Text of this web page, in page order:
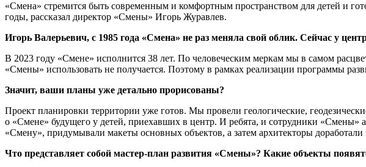
«Смена» стремится быть современным и комфортным пространством для детей и
годы, рассказал директор «Смены» Игорь Журавлев.
Игорь Валерьевич, с 1985 года «Смена» не раз меняла свой облик. Сейчас у
В 2023 году «Смене» исполнится 38 лет. По человеческим меркам мы в самом
«Смены» использовать не получается. Поэтому в рамках реализации программы
Значит, ваши планы уже детально прорисованы?
Проект планировки территории уже готов. Мы провели геологические,
о «Смене» будущего у детей, приехавших в центр. И ребята, и сотрудники «Смены»
«Смену», придумывали макеты основных объектов, а затем архитекторы
Что представляет собой мастер-план развития «Смены»? Какие объекты